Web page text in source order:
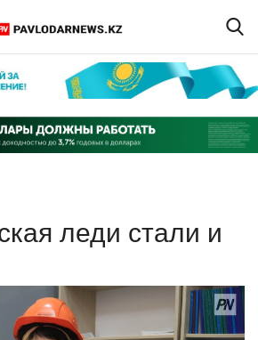
Регистрация
леди стали и